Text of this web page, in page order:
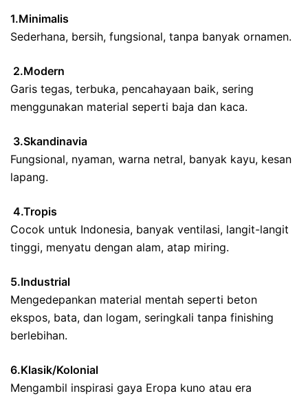
1.Minimalis
Sederhana, bersih, fungsional, tanpa banyak ornamen.
2.Modern
Garis tegas, terbuka, pencahayaan baik, sering
menggunakan material seperti baja dan kaca.
3.Skandinavia
Fungsional, nyaman, warna netral, banyak kayu, kesan
lapang.
4.Tropis
Cocok untuk Indonesia, banyak ventilasi, langit-langit
tinggi, menyatu dengan alam, atap miring.
5.Industrial
Mengedepankan material mentah seperti beton
ekspos, bata, dan logam, seringkali tanpa finishing
berlebihan.
6.Klasik/Kolonial
Mengambil inspirasi gaya Eropa kuno atau era